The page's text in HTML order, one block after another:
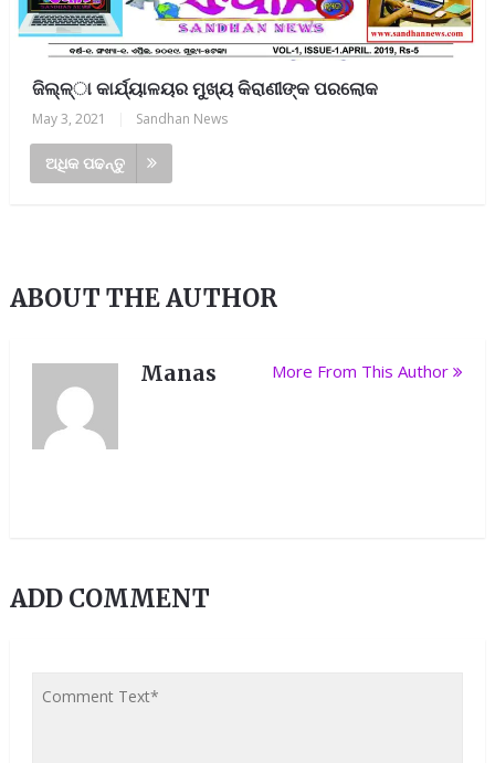
ଜିଲ୍ଳ୍‌ା କାର୍ଯ୍ୟାଳୟର ମୁଖ୍ୟ କିରାଣୀଙ୍କ ପରଲୋକ
May 3, 2021 Sandhan News
ଅଧିକ ପଢନ୍ତୁ
ABOUT THE AUTHOR
Manas More From This Author
ADD COMMENT